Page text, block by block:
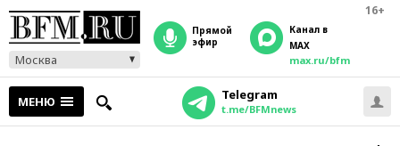
16+
Москва
прямой
эфир
Канал в
MAX
max.ru/bfm
МЕНЮ Telegram
t.me/BFMnews